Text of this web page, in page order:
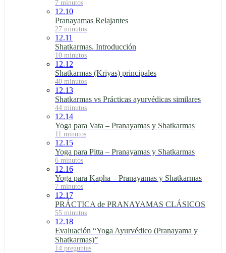
7 minutos
12.10
Pranayamas Relajantes
27 minutos
12.11
Shatkarmas. Introducción
10 minutos
12.12
Shatkarmas (Kriyas) principales
40 minutos
12.13
Shatkarmas vs Prácticas ayurvédicas similares
44 minutos
12.14
Yoga para Vata – Pranayamas y Shatkarmas
11 minutos
12.15
Yoga para Pitta – Pranayamas y Shatkarmas
6 minutos
12.16
Yoga para Kapha – Pranayamas y Shatkarmas
7 minutos
12.17
PRÁCTICA de PRANAYAMAS CLÁSICOS
55 minutos
12.18
Evaluación “Yoga Ayurvédico (Pranayama y
Shatkarmas)”
14 preguntas